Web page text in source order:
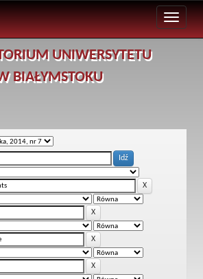
UNIWERSYTETU
BIAŁYMSTOKU